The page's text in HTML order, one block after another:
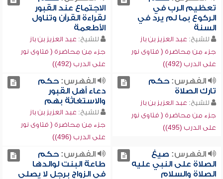
تعظيم الرب في
الركوع بما لم يرد في
السنة
للشيخ: عبد العزيز بن باز
جزء من محاضرة ( فتاوى نور
على الدرب (492))
الاجتماع عند القبور
لقراءة القرآن وتناول
الأطعمة
للشيخ: عبد العزيز بن باز
جزء من محاضرة ( فتاوى نور
على الدرب (492))
الفهرس:حكم
تارك الصلاة
للشيخ: عبد العزيز بن باز
جزء من محاضرة ( فتاوى نور
على الدرب (495))
الفهرس:حكم
دعاء أهل القبور
والاستغاثة بهم
للشيخ: عبد العزيز بن باز
جزء من محاضرة ( فتاوى نور
على الدرب (496))
الفهرس: صيغ
الصلاة على النبي عليه
الصلاة والسلام
الفهرس:حكم
طاعة البنت لوالدها
في الزواج برجل لا يصلي